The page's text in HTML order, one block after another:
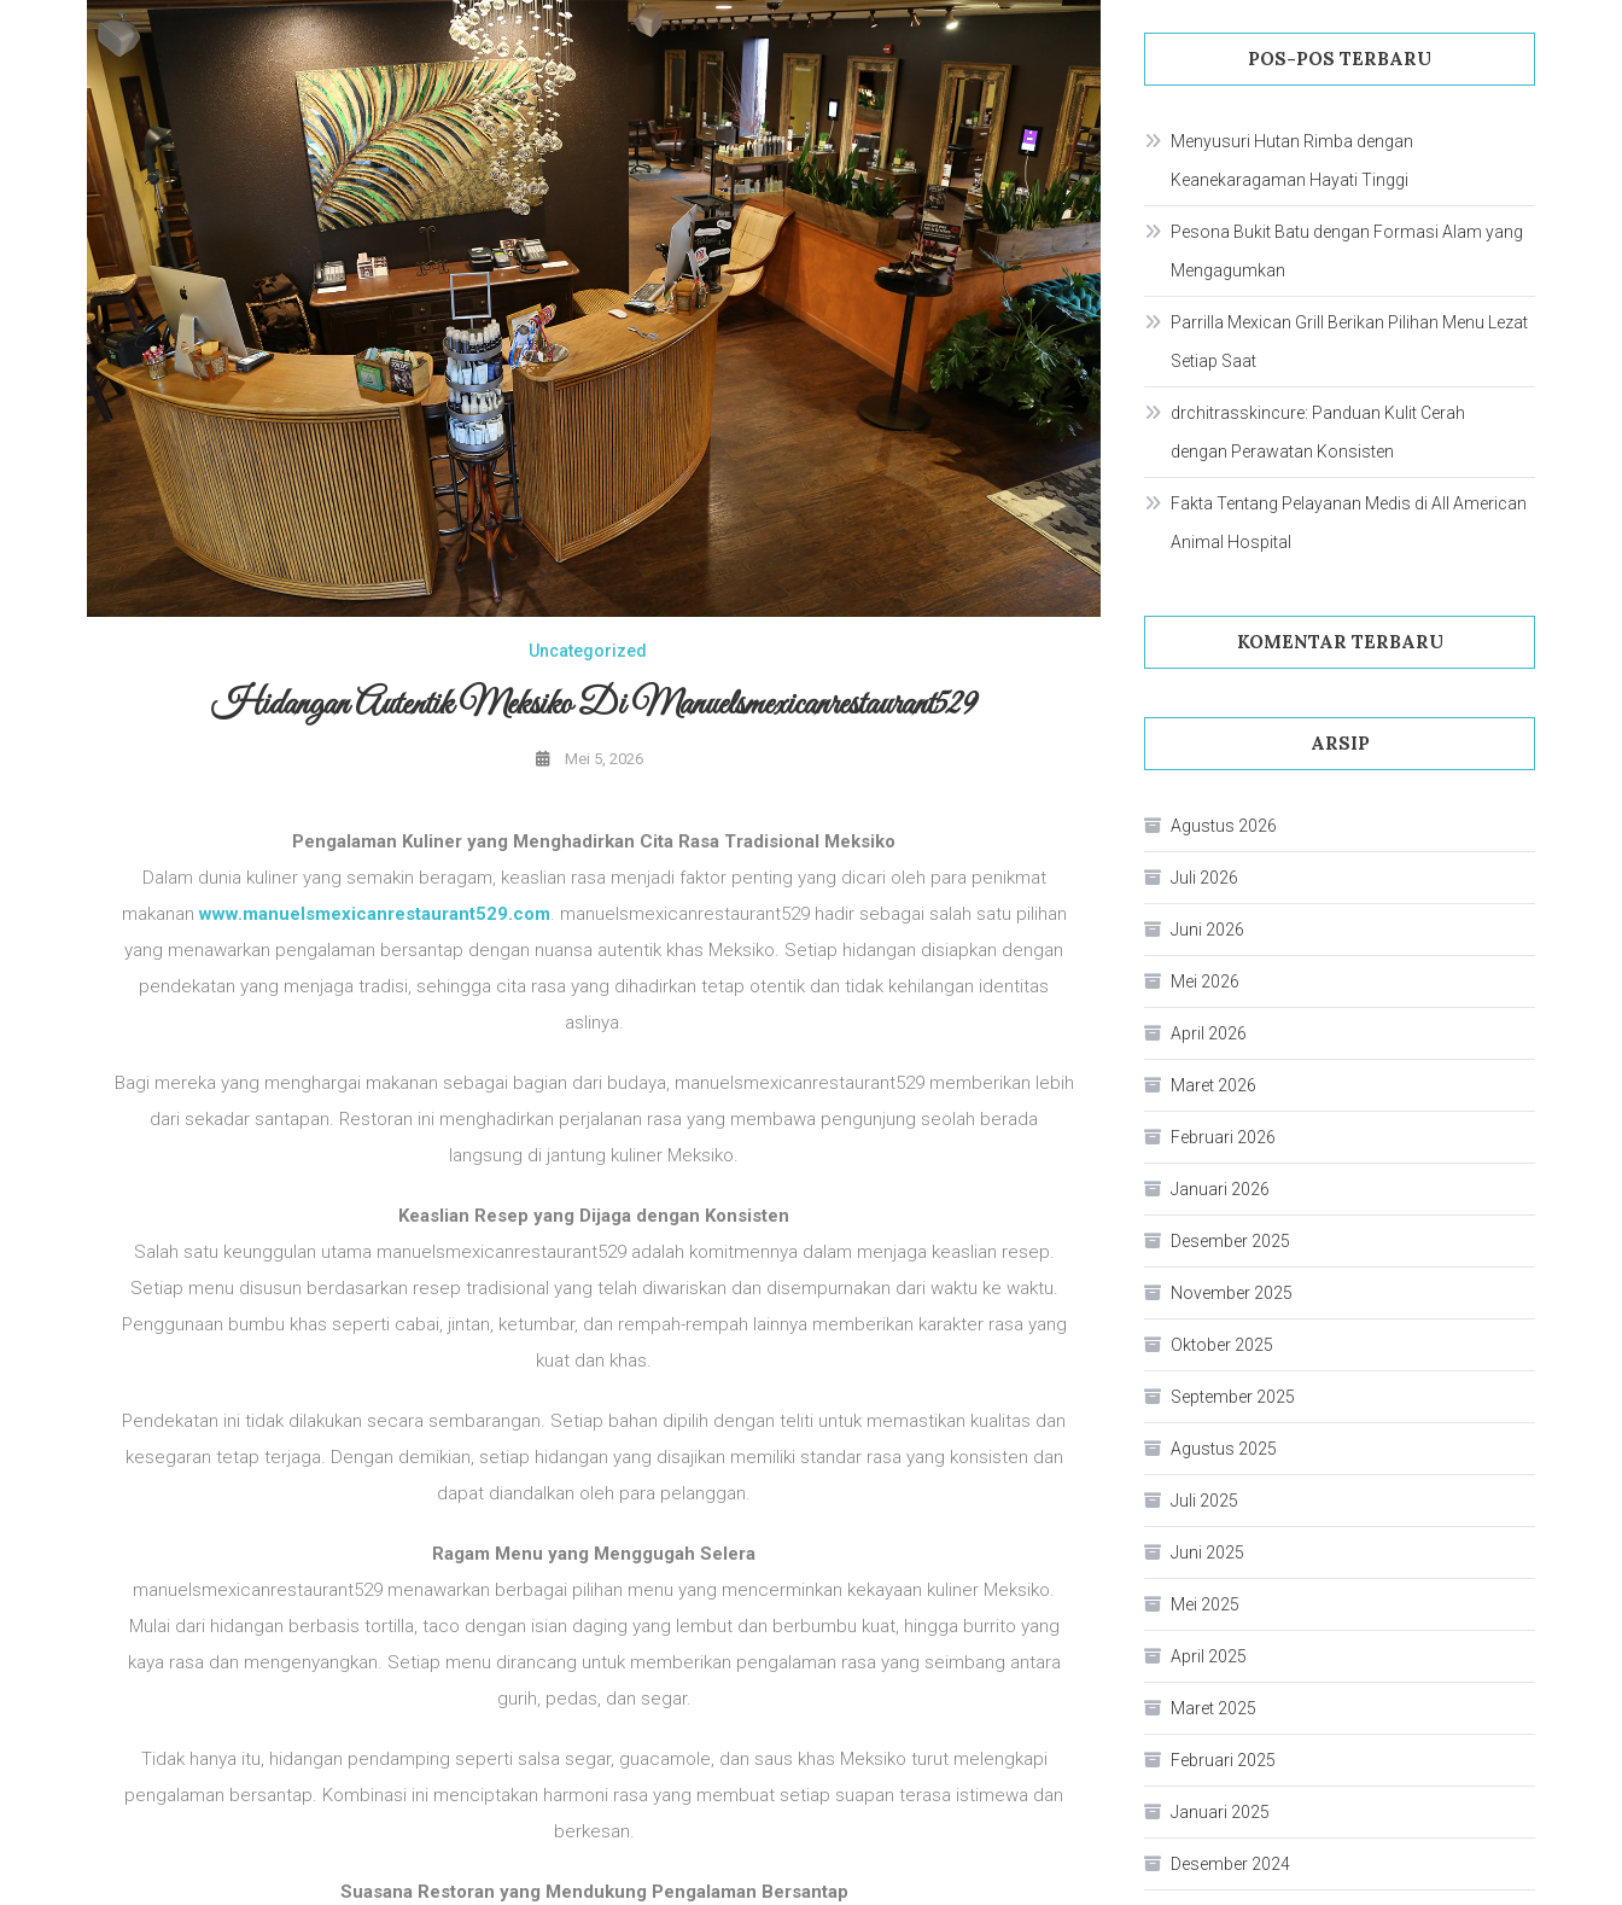
Uncategorized
Hidangan Autentik Meksiko Di Manuelsmexicanrestaurant529
Mei 5, 2026
Pengalaman Kuliner yang Menghadirkan Cita Rasa Tradisional Meksiko
Dalam dunia kuliner yang semakin beragam, keaslian rasa menjadi faktor penting yang dicari oleh para penikmat
makananwww.manuelsmexicanrestaurant529.com. manuelsmexicanrestaurant529 hadir sebagai salah satu pilihan
yang menawarkan pengalaman bersantap dengan nuansa autentik khas Meksiko. Setiap hidangan disiapkan dengan
pendekatan yang menjaga tradisi, sehingga cita rasa yang dihadirkan tetap otentik dan tidak kehilangan identitas
aslinya.
Bagi mereka yang menghargai makanan sebagai bagian dari budaya, manuelsmexicanrestaurant529 memberikan lebih
dari sekadar santapan. Restoran ini menghadirkan perjalanan rasa yang membawa pengunjung seolah berada
langsung di jantung kuliner Meksiko.
Keaslian Resep yang Dijaga dengan Konsisten
Salah satu keunggulan utama manuelsmexicanrestaurant529 adalah komitmennya dalam menjaga keaslian resep.
Setiap menu disusun berdasarkan resep tradisional yang telah diwariskan dan disempurnakan dari waktu ke waktu.
Penggunaan bumbu khas seperti cabai, jintan, ketumbar, dan rempah-rempah lainnya memberikan karakter rasa yang
kuat dan khas.
Pendekatan ini tidak dilakukan secara sembarangan. Setiap bahan dipilih dengan teliti untuk memastikan kualitas dan
kesegaran tetap terjaga. Dengan demikian, setiap hidangan yang disajikan memiliki standar rasa yang konsisten dan
dapat diandalkan oleh para pelanggan.
Ragam Menu yang Menggugah Selera
manuelsmexicanrestaurant529 menawarkan berbagai pilihan menu yang mencerminkan kekayaan kuliner Meksiko.
Mulai dari hidangan berbasis tortilla, taco dengan isian daging yang lembut dan berbumbu kuat, hingga burrito yang
kaya rasa dan mengenyangkan. Setiap menu dirancang untuk memberikan pengalaman rasa yang seimbang antara
gurih, pedas, dan segar.
Tidak hanya itu, hidangan pendamping seperti salsa segar, guacamole, dan saus khas Meksiko turut melengkapi
pengalaman bersantap. Kombinasi ini menciptakan harmoni rasa yang membuat setiap suapan terasa istimewa dan
berkesan.
Suasana Restoran yang Mendukung Pengalaman Bersantap
POS-POS TERBARU
Menyusuri Hutan Rimba dengan
Keanekaragaman Hayati Tinggi
Pesona Bukit Batu dengan Formasi Alam yang
Mengagumkan
Parrilla Mexican Grill Berikan Pilihan Menu Lezat
Setiap Saat
drchitrasskincure: Panduan Kulit Cerah
dengan Perawatan Konsisten
Fakta Tentang Pelayanan Medis di All American
Animal Hospital
KOMENTAR TERBARU
ARSIP
Agustus 2026
Juli 2026
Juni 2026
Mei 2026
April 2026
Maret 2026
Februari 2026
Januari 2026
Desember 2025
November 2025
Oktober 2025
September 2025
Agustus 2025
Juli 2025
Juni 2025
Mei 2025
April 2025
Maret 2025
Februari 2025
Januari 2025
Desember 2024